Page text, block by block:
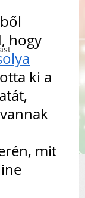
hogy
ki a
mit